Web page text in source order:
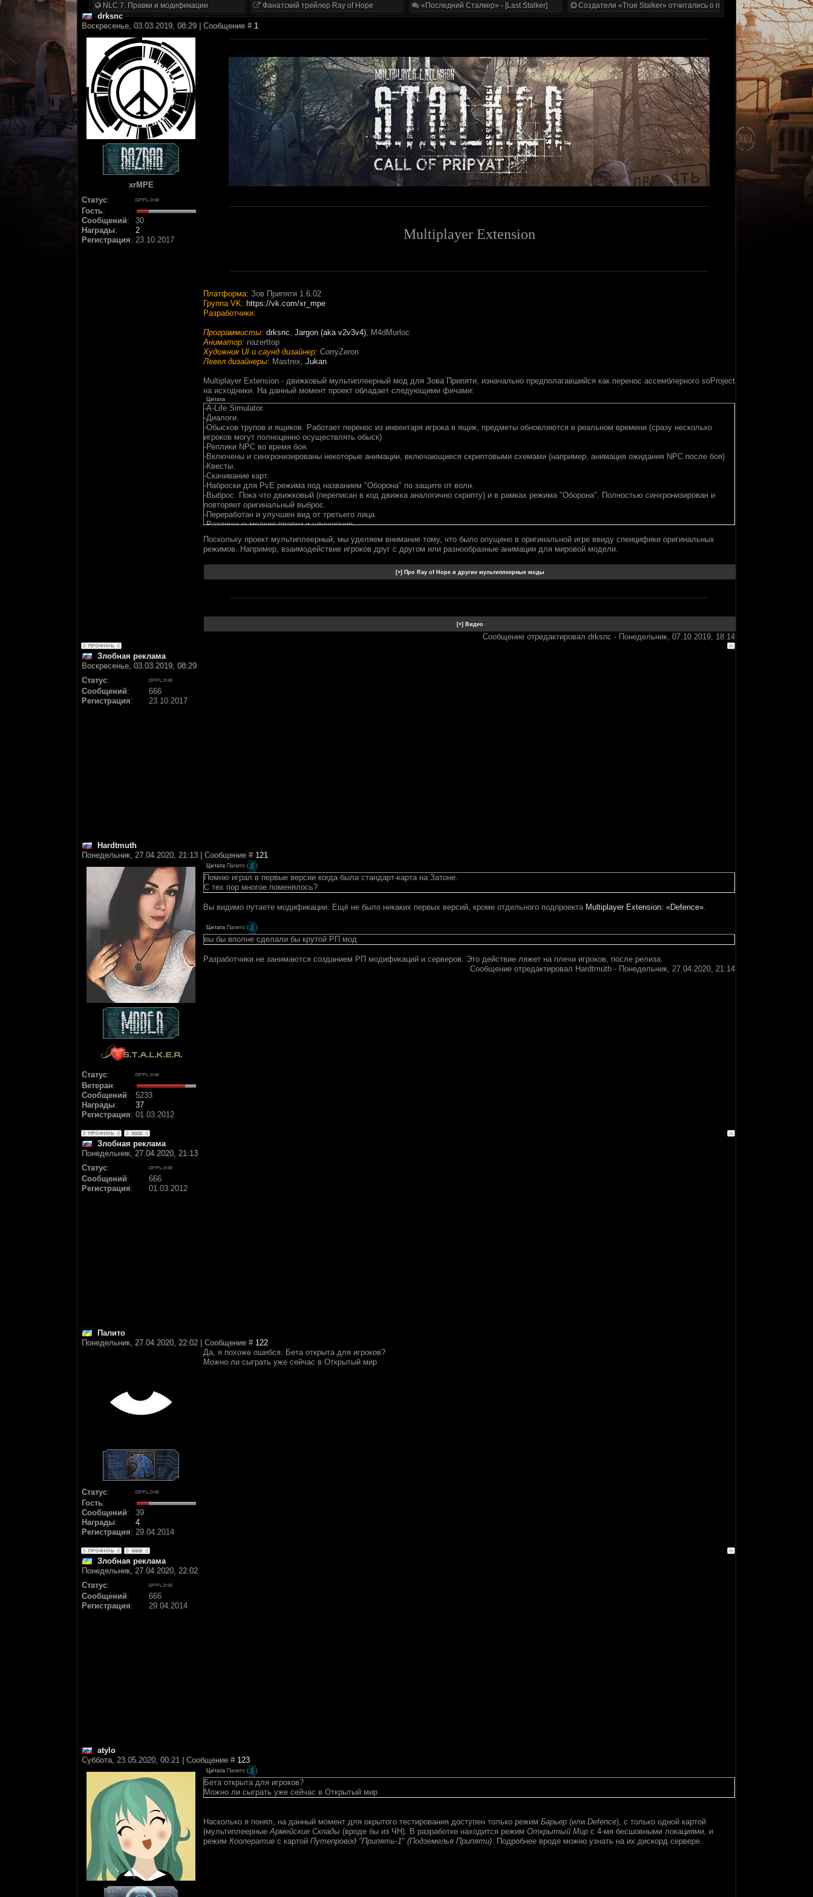
NLC 7. Правки и модификации
Фанатский трейлер Ray of Hope
«Последний Сталкер» - [Last Stalker]
Создатели «True Stalker» отчитались о проделанной работе
drksnc
Воскресенье, 03.03.2019, 08:29 | Сообщение # 1
xrMPE
Статус:
Гость:
Сообщений:
30
Награды:
2
Регистрация: 23.10.2017 Multiplayer Extension
Платформа: Зов Припяти 1.6.02
Группа VK: https://vk.com/xr_mpe
Разработчики:
Программисты: drksnc, Jargon (aka v2v3v4), M4dMurloc
Аниматор: nazerttop
Художник UI и саунд дизайнер: CorryZeron
Левел дизайнеры: Mastrex, Jukan
Multiplayer Extension - движковый мультиплеерный мод для Зова Припяти, изначально предполагавшийся как перенос ассемблерного soProject
на исходники. На данный момент проект обладает следующими фичами:
Цитата
-A-Life Simulator.
-Диалоги.
-Обысков трупов и ящиков. Работает перенос из инвентаря игрока в ящик, предметы обновляются в реальном времени (сразу несколько
игроков могут полноценно осуществлять обыск)
-Реплики NPC во время боя.
-Включены и синхронизированы некоторые анимации, включающиеся скриптовыми схемами (например, анимация ожидания NPC после боя)
-Квесты.
-Скачивание карт.
-Наброски для PvE режима под названием "Оборона" по защите от волн.
-Выброс. Пока что движковый (переписан в код движка аналогично скрипту) и в рамках режима "Оборона". Полностью синхронизирован и
повторяет оригинальный выброс.
-Переработан и улучшен вид от третьего лица.
-Различные мелкие правки и улучшения.
Поскольку проект мультиплеерный, мы уделяем внимание тому, что было опущено в оригинальной игре ввиду спеицифики оригинальных
режимов. Например, взаимодействие игроков друг с другом или разнообразные анимации для мировой модели.
Сообщение отредактировал drksnc - Понедельник, 07.10.2019, 18:14
Злобная реклама
Воскресенье, 03.03.2019, 08:29
Статус:
Сообщений:
666
Регистрация: 23.10.2017
Hardtmuth
Понедельник, 27.04.2020, 21:13 | Сообщение # 121
Статус:
Ветеран:
Сообщений:
5233
Награды:
37
Регистрация: 01.03.2012
Цитата Палито ( )
Помню играл в первые версии когда была стандарт-карта на Затоне.
С тех пор многое поменялось?
Вы видимо путаете модификации. Ещё не было никаких первых версий, кроме отдельного подпроекта Multiplayer Extension: «Defence».
Цитата Палито ( )
вы бы вполне сделали бы крутой РП мод
Разработчики не занимаются созданием РП модификаций и серверов. Это действие ляжет на плечи игроков, после релиза.
Сообщение отредактировал Hardtmuth - Понедельник, 27.04.2020, 21:14
Злобная реклама
Понедельник, 27.04.2020, 21:13
Статус:
Сообщений:
666
Регистрация: 01.03.2012
Палито
Понедельник, 27.04.2020, 22:02 | Сообщение # 122
Статус:
Гость:
Сообщений:
39
Награды:
4
Регистрация: 29.04.2014
Да, я похоже ошибся. Бета открыта для игроков?
Можно ли сыграть уже сейчас в Открытый мир
Злобная реклама
Понедельник, 27.04.2020, 22:02
Статус:
Сообщений:
666
Регистрация: 29.04.2014
atylo
Суббота, 23.05.2020, 00:21 | Сообщение # 123
Цитата Палито ( )
Бета открыта для игроков?
Можно ли сыграть уже сейчас в Открытый мир
Насколько я понял, на данный момент для окрытого тестирования доступен только режим Барьер (или Defence), с только одной картой
(мультиплеерныеАрмейские Склады (вроде бы из ЧН). В разработке находится режим Открытый Мир с 4-мя бесшовными локациями, и
режим Кооператив с картой Путепровод "Припять-1" (Подземелья Припяти). Подробнее вроде можно узнать на их дискорд сервере.